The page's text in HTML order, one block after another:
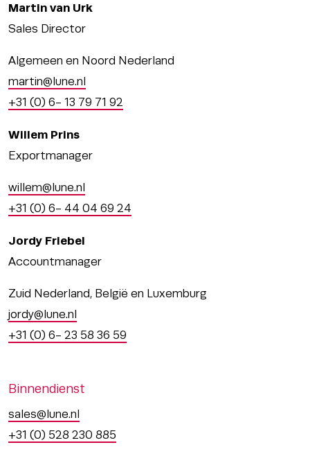
Martin van Urk
Sales Director
Algemeen en Noord Nederland
martin@lune.nl
+31 (0) 6- 13 79 71 92
Willem Prins
Exportmanager
willem@lune.nl
+31 (0) 6- 44 04 69 24
Jordy Friebel
Accountmanager
Zuid Nederland, België en Luxemburg
jordy@lune.nl
+31 (0) 6- 23 58 36 59
Binnendienst
sales@lune.nl
+31 (0) 528 230 885